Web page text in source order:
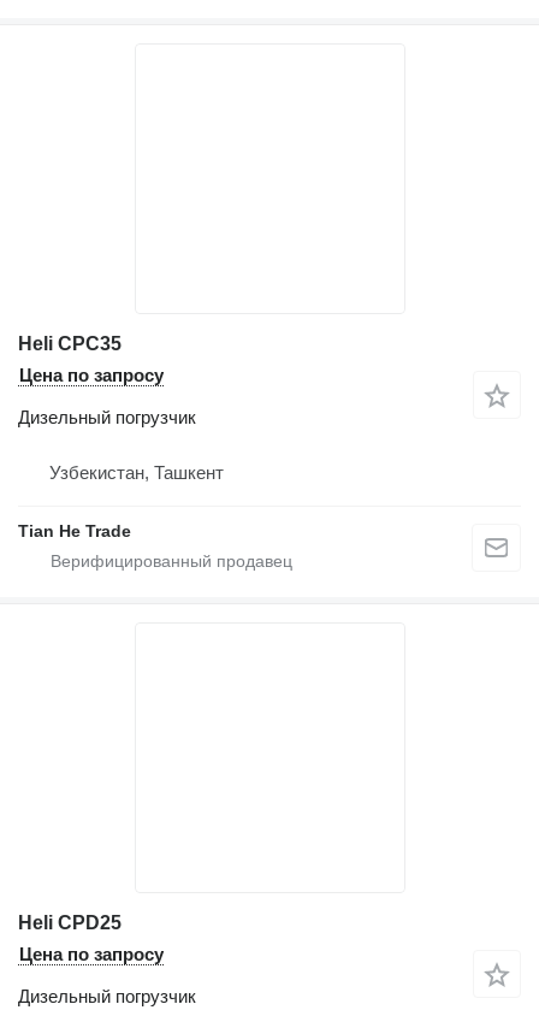
Heli CPC35
Цена по запросу
Дизельный погрузчик
Узбекистан, Ташкент
Tian He Trade
Heli CPD25
Цена по запросу
Дизельный погрузчик